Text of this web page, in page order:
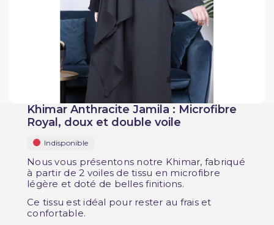
Khimar Anthracite Jamila : Microfibre
Royal, doux et double voile
Indisponible
Nous vous présentons notre Khimar, fabriqué
à partir de 2 voiles de tissu en microfibre
légère et doté de belles finitions.
Ce tissu est idéal pour rester au frais et
confortable.